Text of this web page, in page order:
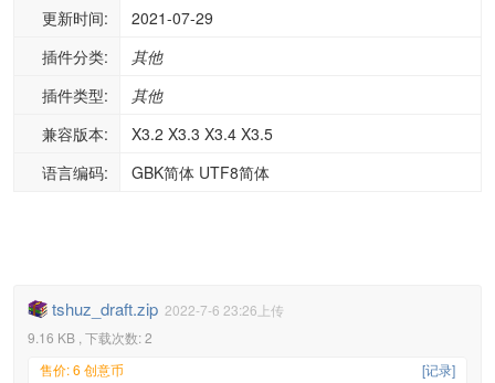
更新时间:
2021-07-29
插件分类:
其他
插件类型:
其他
兼容版本:
X3.2 X3.3 X3.4 X3.5
语言编码:
GBK简体 UTF8简体
tshuz_draft.zip 2022-7-6 23:26上传
9.16 KB , 下载次数: 2
[记录]
售价: 6 创意币